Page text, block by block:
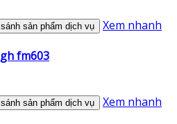
sản phẩm dịch vụ Xem nhanh
fm603
sản phẩm dịch vụ Xem nhanh